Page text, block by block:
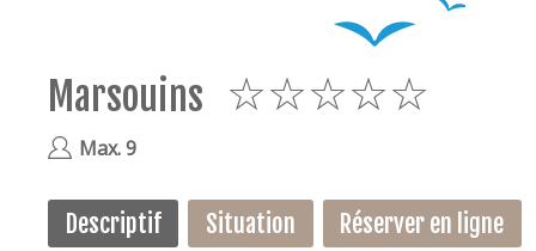
Marsouins
Max. 9
Descriptif Situation Réserver en ligne